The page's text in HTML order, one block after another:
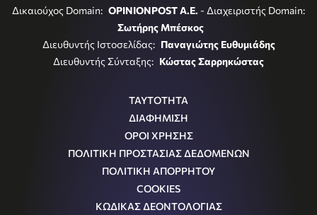
Δικαιούχος Domain: OPINIONPOST A.E. - Διαχειριστής Domain:
Σωτήρης Μπέσκος
Διευθυντής Ιστοσελίδας: Παναγιώτης Ευθυμιάδης
Διευθυντής Σύνταξης: Κώστας Σαρρηκώστας
ΤΑΥΤΟΤΗΤΑ
ΔΙΑΦΗΜΙΣΗ
ΟΡΟΙ ΧΡΗΣΗΣ
ΠΟΛΙΤΙΚΗ ΠΡΟΣΤΑΣΙΑΣ ΔΕΔΟΜΕΝΩΝ
ΠΟΛΙΤΙΚΗ ΑΠΟΡΡΗΤΟΥ
COOKIES
ΚΩΔΙΚΑΣ ΔΕΟΝΤΟΛΟΓΙΑΣ